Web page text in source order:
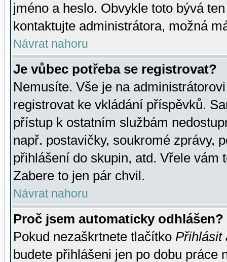
jméno a heslo. Obvykle toto bývá
kontaktujte administrátora, možná
Návrat nahoru
Je vůbec potřeba se registrovat?
Nemusíte. Vše je na
registrovat ke vkládání příspěvků.
přístup k ostatním službám
např. postavičky, soukromé zprávy,
přihlášení do skupin, atd. Vřele vám
Zabere to jen pár chvil.
Návrat nahoru
Proč jsem automaticky odhlášen?
Pokud nezaškrtnete tlačítko Přihlásit
budete přihlášeni jen po dobu práce